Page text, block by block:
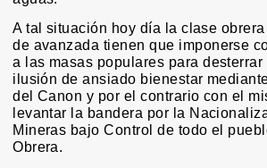
A tal situación hoy día la clase
de avanzada tienen que imponerse
a las masas populares para
ilusión de ansiado bienestar
del Canon y por el contrario con el
levantar la bandera por la
Mineras bajo Control de todo el
Obrera.